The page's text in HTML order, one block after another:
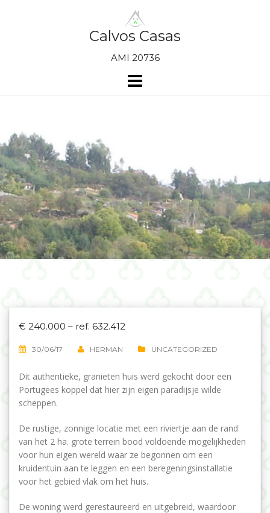
Calvos Casas
AMI 20736
€ 240.000 – ref. 632.412
30/06/17 HERMAN UNCATEGORIZED
Dit authentieke, granieten huis werd gekocht door een
Portugees koppel dat hier zijn eigen paradijsje wilde
scheppen.
De rustige, zonnige locatie met een riviertje aan de rand
van het 2 ha. grote terrein bood voldoende mogelijkheden
voor hun eigen wereld waar ze begonnen om een
kruidentuin aan te leggen en een beregeningsinstallatie
voor het gebied vlak om het huis.
De woning werd gerestaureerd en uitgebreid, waardoor